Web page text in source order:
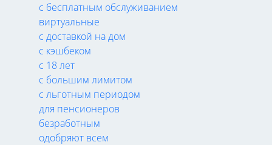
с бесплатным обслуживанием
виртуальные
с доставкой на дом
с кэшбеком
с 18 лет
с большим лимитом
с льготным периодом
для пенсионеров
безработным
одобряют всем